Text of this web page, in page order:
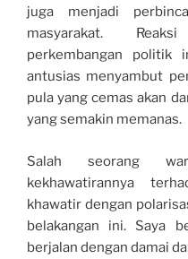
juga menjadi
masyarakat.
perkembangan politik
antusias menyambut
pula yang cemas akan
yang semakin memanas.
Salah seorang
kekhawatirannya
khawatir dengan
belakangan ini. Saya
berjalan dengan damai